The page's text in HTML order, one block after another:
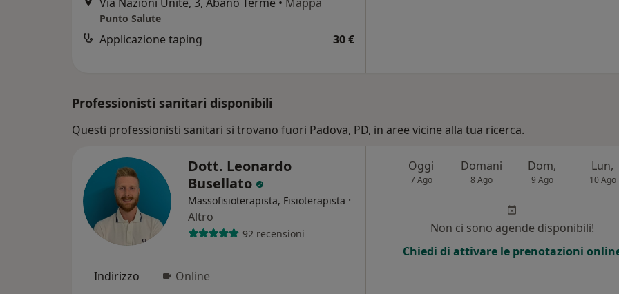
Punto Salute
Applicazione taping 30 €
Professionisti sanitari disponibili
Questi professionisti sanitari si trovano fuori Padova, PD, in aree vicine alla tua ricerca.
Dott. Leonardo
Busellato
Massofisioterapista, Fisioterapista ·
Altro
92 recensioni
Indirizzo Online
Oggi
7 Ago
Domani
8 Ago
Dom,
9 Ago
Lun,
10 Ago
Non ci sono agende disponibili!
Chiedi di attivare le prenotazioni